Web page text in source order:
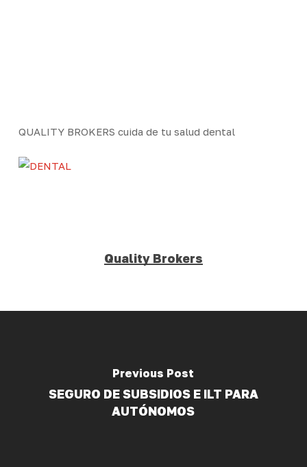
QUALITY BROKERS cuida de tu salud dental
Quality Brokers
Previous Post
SEGURO DE SUBSIDIOS E ILT PARA
AUTÓNOMOS